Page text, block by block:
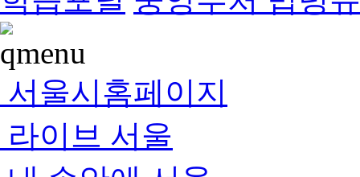
서울시홈페이지
라이브 서울